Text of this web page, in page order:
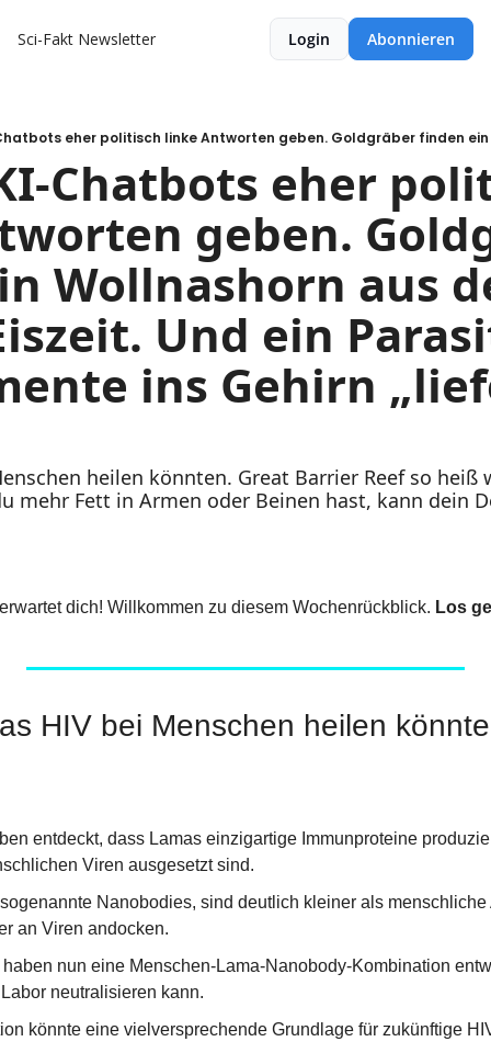
Sci-Fakt Newsletter Login Abonnieren
Chatbots eher
geben.
Wollnashorn aus
Und ein
ins Gehirn
heilen könnten. Great Barrier Reef so heiß
mehr Fett in Armen oder Beinen hast, kann dein
dich! Willkommen zu diesem Wochenrückblick. Los
HIV bei Menschen heilen
entdeckt, dass Lamas einzigartige Immunproteine
Viren ausgesetzt sind.
Nanobodies, sind deutlich kleiner als menschliche
an Viren andocken.
nun eine Menschen-Lama-Nanobody-Kombination
neutralisieren kann.
könnte eine vielversprechende Grundlage für zukünftige